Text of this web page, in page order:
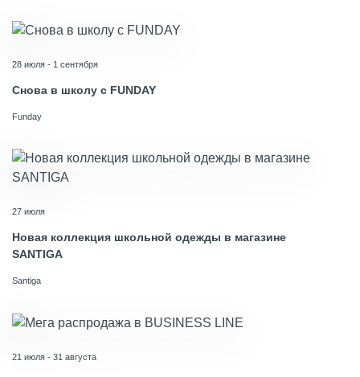
28 июля - 1 сентября
Снова в школу с FUNDAY
Funday
27 июля
Новая коллекция школьной одежды в магазине
SANTIGA
Santiga
21 июля - 31 августа